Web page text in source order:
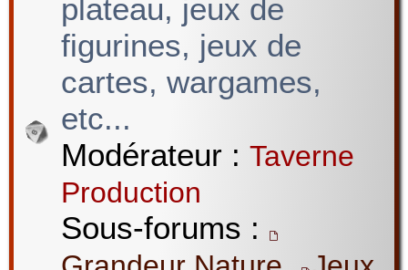
plateau, jeux de
figurines, jeux de
cartes, wargames,
etc...
Modérateur : Taverne
Production
Sous-forums :